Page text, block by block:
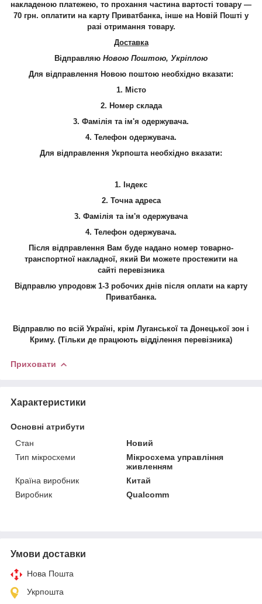
накладеною платежею, то прохання частина вартості товару —
70 грн. оплатити на карту Приватбанка, інше на Новій Пошті у
разі отримання товару.
Доставка
Відправляю Новою Поштою, Укріплою
Для відправлення Новою поштою необхідно вказати:
1. Місто
2. Номер склада
3. Фамілія та ім'я одержувача.
4. Телефон одержувача.
Для відправлення Укрпошта необхідно вказати:
1. Індекс
2. Точна адреса
3. Фамілія та ім'я одержувача
4. Телефон одержувача.
Після відправлення Вам буде надано номер товарно-
транспортної накладної, який Ви можете простежити на
сайті перевізника
Відправлю упродовж 1-3 робочих днів після оплати на карту
Приватбанка.
Відправлю по всій Україні, крім Луганської та Донецької зон і
Криму. (Тільки де працюють відділення перевізника)
Приховати
Характеристики
Основні атрибути
Стан
Новий
Тип мікросхеми
Мікросхема управління
живленням
Країна виробник
Китай
Виробник
Qualcomm
Умови доставки
Нова Пошта
Укрпошта